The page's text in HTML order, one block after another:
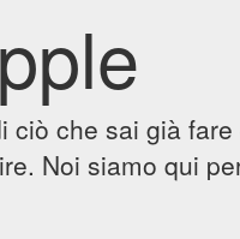
ciò che sai già
Noi siamo qui